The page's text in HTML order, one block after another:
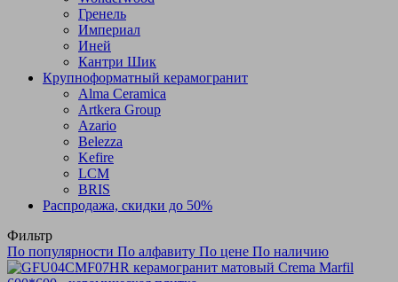
Гренель
Империал
Иней
Кантри Шик
Крупноформатный керамогранит
Alma Ceramica
Artkera Group
Azario
Belezza
Kefire
LCM
BRIS
Распродажа, скидки до 50%
Фильтр
По популярности По алфавиту По цене По наличию